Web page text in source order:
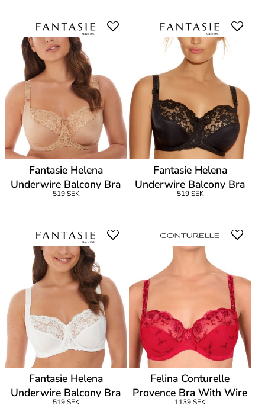
Fantasie Helena
Underwire Balcony Bra
519 SEK
Fantasie Helena
Underwire Balcony Bra
519 SEK
Fantasie Helena
Underwire Balcony Bra
519 SEK
Felina Conturelle
Provence Bra With Wire
1139 SEK